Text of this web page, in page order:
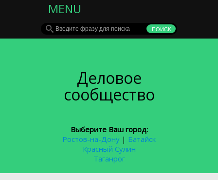
MENU
Деловое
сообщество
Выберите Ваш город:
Ростов-на-Дону | Батайск
Красный Сулин
Таганрог